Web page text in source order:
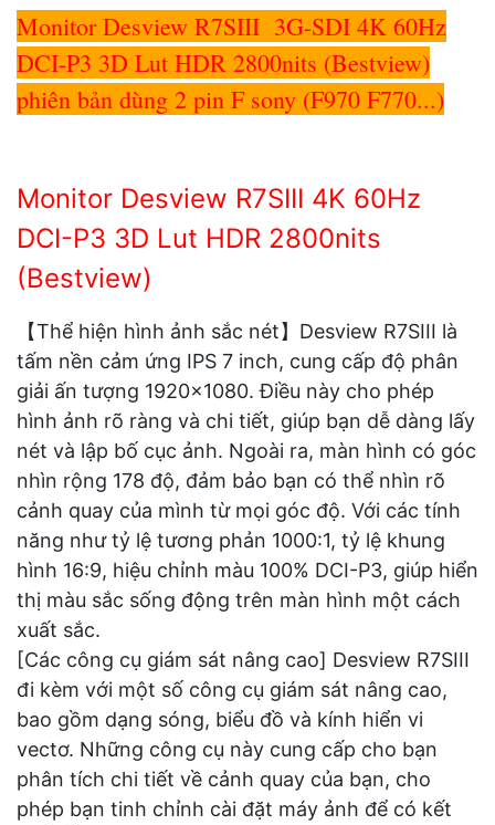
Monitor Desview R7SIII 3G-SDI 4K 60Hz
DCI-P3 3D Lut HDR 2800nits (Bestview)
phiên bản dùng 2 pin F sony (F970 F770...)
Monitor Desview R7SIII 4K 60Hz
DCI-P3 3D Lut HDR 2800nits
(Bestview)
【Thể hiện hình ảnh sắc nét】Desview R7SIII là
tấm nền cảm ứng IPS 7 inch, cung cấp độ phân
giải ấn tượng 1920×1080. Điều này cho phép
hình ảnh rõ ràng và chi tiết, giúp bạn dễ dàng lấy
nét và lập bố cục ảnh. Ngoài ra, màn hình có góc
nhìn rộng 178 độ, đảm bảo bạn có thể nhìn rõ
cảnh quay của mình từ mọi góc độ. Với các tính
năng như tỷ lệ tương phản 1000:1, tỷ lệ khung
hình 16:9, hiệu chỉnh màu 100% DCI-P3, giúp hiển
thị màu sắc sống động trên màn hình một cách
xuất sắc.
[Các công cụ giám sát nâng cao] Desview R7SIII
đi kèm với một số công cụ giám sát nâng cao,
bao gồm dạng sóng, biểu đồ và kính hiển vi
vectơ. Những công cụ này cung cấp cho bạn
phân tích chi tiết về cảnh quay của bạn, cho
phép bạn tinh chỉnh cài đặt máy ảnh để có kết